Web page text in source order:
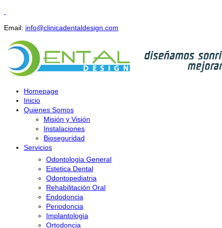
Email: info@clinicadentaldesign.com
Homepage
Inicio
Quienes Somos
Misión y Visión
Instalaciones
Bioseguridad
Servicios
Odontologia General
Estetica Dental
Odontopediatria
Rehabilitación Oral
Endodoncia
Periodoncia
Implantologia
Ortodoncia